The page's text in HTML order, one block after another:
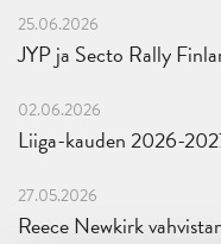
25.06.2026
JYP ja Secto Rally
02.06.2026
Liiga-kauden 2026-
27.05.2026
Reece Newkirk